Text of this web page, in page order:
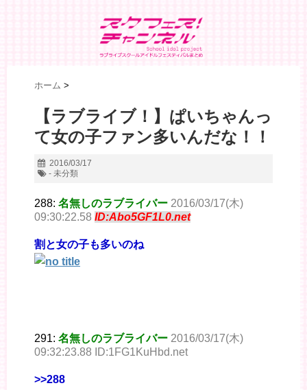
ホーム >
【ラブライブ！】ぱいちゃんっ
て女の子ファン多いんだな！！
2016/03/17
- 未分類
288: 名無しのラブライバー 2016/03/17(木)
09:30:22.58 ID:Abo5GF1L0.net
割と女の子も多いのね
291: 名無しのラブライバー 2016/03/17(木)
09:32:23.88 ID:1FG1KuHbd.net
>>288